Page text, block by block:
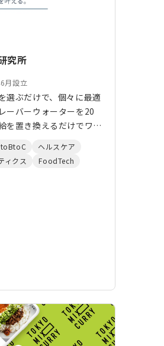
」サービスの運
究所
月設立
選ぶだけで、個々に最適
ーバーウォーターを20
を置き換えるだけでワー
ナルサプリ・サーバーの
ヘルスケア
ィクス FoodTech